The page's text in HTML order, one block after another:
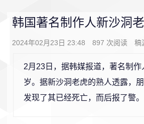
韩国著名制作人新沙洞
2024年02月23日 23:48 897 次阅读 稿
2月23日，据韩媒报道，著名制
岁。据新沙洞老虎的熟人透露，
发现了其已经死亡，而后报了警。